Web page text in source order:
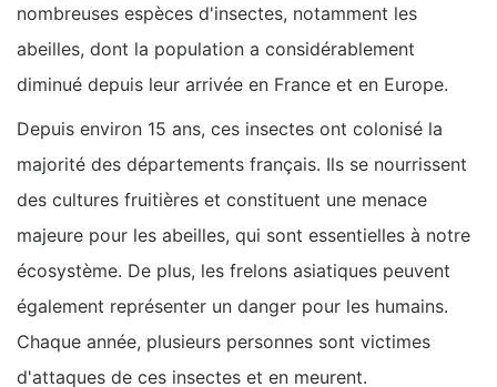
nombreuses espèces d'insectes, notamment les
abeilles, dont la population a considérablement
diminué depuis leur arrivée en France et en Europe.
Depuis environ 15 ans, ces insectes ont colonisé la
majorité des départements français. Ils se nourrissent
des cultures fruitières et constituent une menace
majeure pour les abeilles, qui sont essentielles à notre
écosystème. De plus, les frelons asiatiques peuvent
également représenter un danger pour les humains.
Chaque année, plusieurs personnes sont victimes
d'attaques de ces insectes et en meurent.